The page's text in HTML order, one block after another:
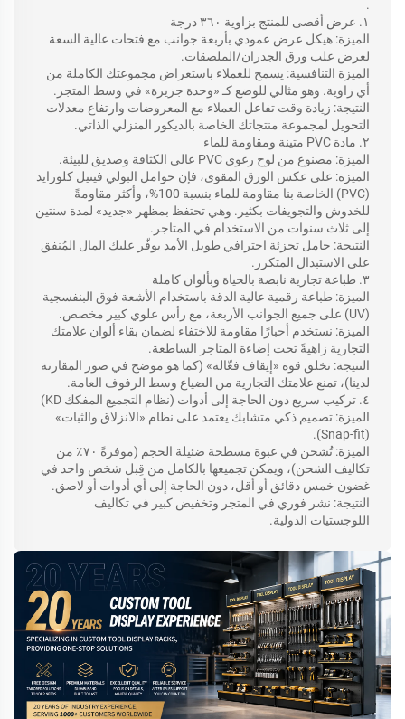
.
١. عرض أقصى للمنتج بزاوية ٣٦٠ درجة
الميزة: هيكل عرض عمودي بأربعة جوانب مع فتحات عالية السعة
لعرض علب ورق الجدران/الملصقات.
الميزة التنافسية: يسمح للعملاء باستعراض مجموعتك الكاملة من
أي زاوية. وهو مثالي للوضع كـ «وحدة جزيرة» في وسط المتجر.
النتيجة: زيادة وقت تفاعل العملاء مع المعروضات وارتفاع معدلات
التحويل لمجموعة منتجاتك الخاصة بالديكور المنزلي الذاتي.
٢. مادة PVC متينة ومقاومة للماء
الميزة: مصنوع من لوح رغوي PVC عالي الكثافة وصديق للبيئة.
الميزة: على عكس الورق المقوى، فإن حوامل البولي فينيل كلورايد
(PVC) الخاصة بنا مقاومة للماء بنسبة 100%، وأكثر مقاومةً
للخدوش والتجويفات بكثير. وهي تحتفظ بمظهر «جديد» لمدة سنتين
إلى ثلاث سنوات من الاستخدام في المتاجر.
النتيجة: حامل تجزئة احترافي طويل الأمد يوفّر عليك المال المُنفق
على الاستبدال المتكرر.
٣. طباعة تجارية نابضة بالحياة وبألوان كاملة
الميزة: طباعة رقمية عالية الدقة باستخدام الأشعة فوق البنفسجية
(UV) على جميع الجوانب الأربعة، مع رأس علوي كبير مخصص.
الميزة: نستخدم أحبارًا مقاومة للاختفاء لضمان بقاء ألوان علامتك
التجارية زاهيةً تحت إضاءة المتاجر الساطعة.
النتيجة: تخلق قوة «إيقاف فعّالة» (كما هو موضح في صور المقارنة
لدينا)، تمنع علامتك التجارية من الضياع وسط الرفوف العامة.
٤. تركيب سريع دون الحاجة إلى أدوات (نظام التجميع المفكك KD)
الميزة: تصميم ذكي متشابك يعتمد على نظام «الانزلاق والثبات»
(Snap-fit).
الميزة: تُشحن في عبوة مسطحة ضئيلة الحجم (موفرةً ٧٠٪ من
تكاليف الشحن)، ويمكن تجميعها بالكامل من قِبل شخص واحد في
غضون خمس دقائق أو أقل، دون الحاجة إلى أي أدوات أو لاصق.
النتيجة: نشر فوري في المتجر وتخفيض كبير في تكاليف
اللوجستيات الدولية.